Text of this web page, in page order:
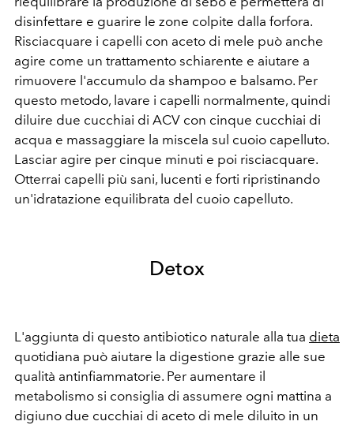
disinfettare e guarire le zone colpite dalla forfora.
Risciacquare i capelli con aceto di mele può anche
agire come un trattamento schiarente e aiutare a
rimuovere l'accumulo da shampoo e balsamo. Per
questo metodo, lavare i capelli normalmente, quindi
diluire due cucchiai di ACV con cinque cucchiai di
acqua e massaggiare la miscela sul cuoio capelluto.
Lasciar agire per cinque minuti e poi risciacquare.
Otterrai capelli più sani, lucenti e forti ripristinando
un'idratazione equilibrata del cuoio capelluto.
Detox
L'aggiunta di questo antibiotico naturale alla tua dieta
quotidiana può aiutare la digestione grazie alle sue
qualità antinfiammatorie. Per aumentare il
metabolismo si consiglia di assumere ogni mattina a
digiuno due cucchiai di aceto di mele diluito in un